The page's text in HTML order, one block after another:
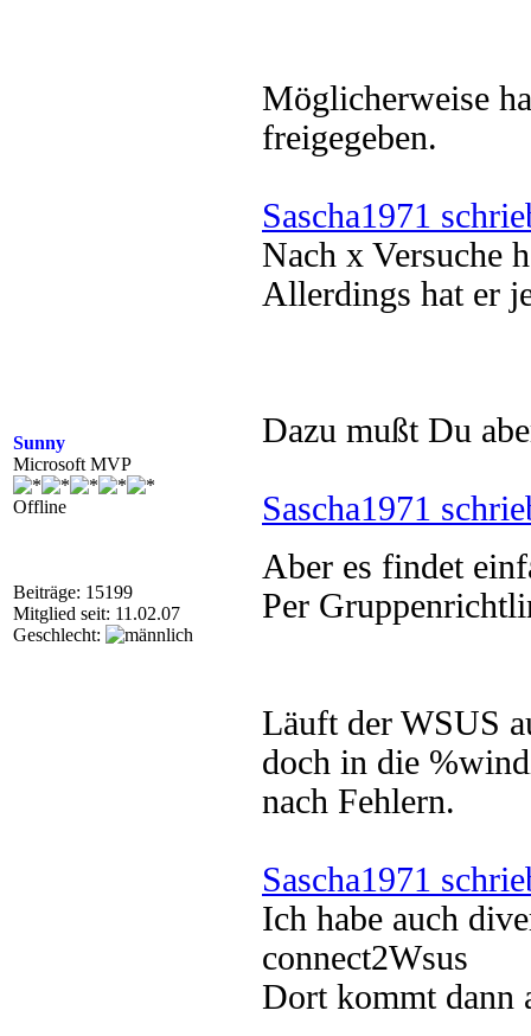
Sunny
Microsoft MVP
Offline
Beiträge: 15199
Mitglied seit: 11.02.07
Geschlecht:
Möglicherweise
freigegeben.
Sascha1971
Nach x Versuche
Allerdings hat er
Dazu mußt Du
Sascha1971
Aber es findet
Per
Läuft der WSUS
doch in die
nach Fehlern.
Sascha1971
Ich habe auch
connect2Wsus
Dort kommt dann